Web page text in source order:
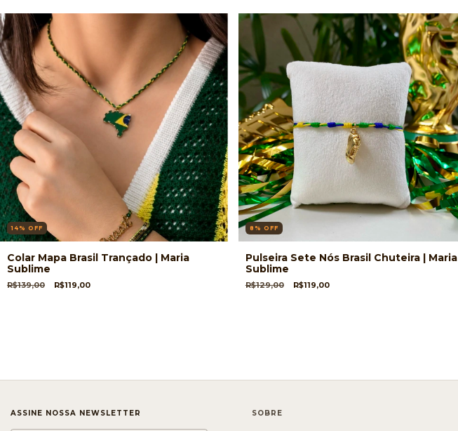
14% OFF
Colar Mapa Brasil Trançado | Maria
Sublime
R$139,00 R$119,00
8 % OFF
Pulseira Sete Nós Brasil Chuteira | Maria
Sublime
R$129,00 R$119,00
ASSINE NOSSA NEWSLETTER SOBRE